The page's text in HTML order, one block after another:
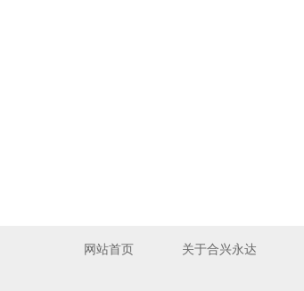
网站首页 关于合兴永达